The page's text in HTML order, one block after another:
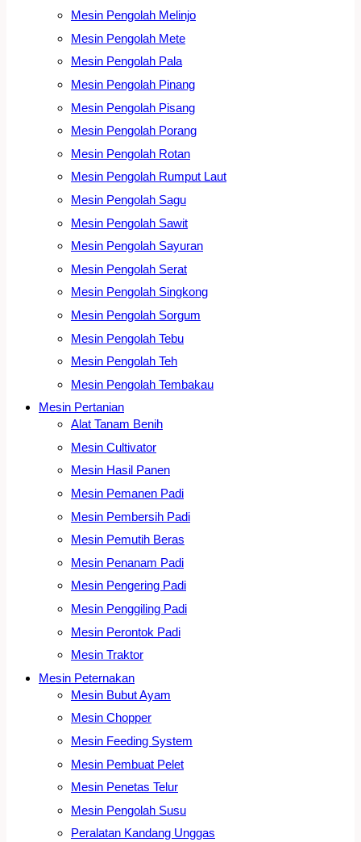
Mesin Pengolah Melinjo
Mesin Pengolah Mete
Mesin Pengolah Pala
Mesin Pengolah Pinang
Mesin Pengolah Pisang
Mesin Pengolah Porang
Mesin Pengolah Rotan
Mesin Pengolah Rumput Laut
Mesin Pengolah Sagu
Mesin Pengolah Sawit
Mesin Pengolah Sayuran
Mesin Pengolah Serat
Mesin Pengolah Singkong
Mesin Pengolah Sorgum
Mesin Pengolah Tebu
Mesin Pengolah Teh
Mesin Pengolah Tembakau
Mesin Pertanian
Alat Tanam Benih
Mesin Cultivator
Mesin Hasil Panen
Mesin Pemanen Padi
Mesin Pembersih Padi
Mesin Pemutih Beras
Mesin Penanam Padi
Mesin Pengering Padi
Mesin Penggiling Padi
Mesin Perontok Padi
Mesin Traktor
Mesin Peternakan
Mesin Bubut Ayam
Mesin Chopper
Mesin Feeding System
Mesin Pembuat Pelet
Mesin Penetas Telur
Mesin Pengolah Susu
Peralatan Kandang Unggas